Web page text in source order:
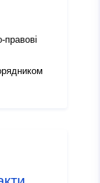
правові